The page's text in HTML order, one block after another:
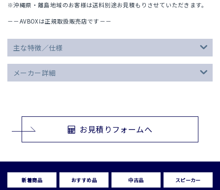
※沖縄県・離島地域のお客様は送料別途お見積もりさせていただきます。
－－AVBOXは正規取扱販売店です－－
主な特徴／仕様
メーカー詳細
お見積りフォームへ
新着商品 おすすめ品 中古品 スピーカー